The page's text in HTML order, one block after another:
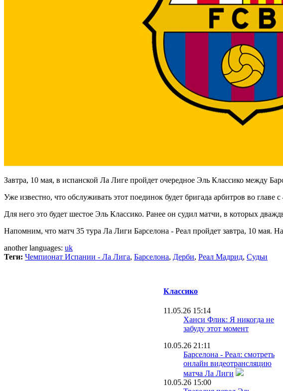
Завтра, 10 мая, в испанской Ла Лиге пройдет очередное Эль Классико между
Уже известно, что обслуживать этот поединок будет бригада арбитров во
Для него это будет шестое Эль Классико. Ранее он судил матчи, в которых
Напомним, что матч 35 тура Ла Лиги Барселона - Реал пройдет завтра, 10 мая.
another languages: uk
Теги: Чемпионат Испании - Ла Лига, Барселона, Дерби, Реал Мадрид, Судьи
Классико
11.05.26 15:14
Ханси Флик: Я никогда не
забуду этот момент
10.05.26 21:11
Барселона - Реал: смотреть
онлайн видеотрансляцию
матча Ла Лиги
10.05.26 15:00